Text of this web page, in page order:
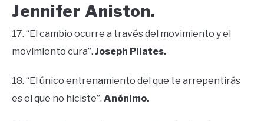
Jennifer Aniston.
17. “El cambio ocurre a través del movimiento y el
movimiento cura”. Joseph Pilates.
18. “El único entrenamiento del que te arrepentirás
es el que no hiciste”. Anónimo.